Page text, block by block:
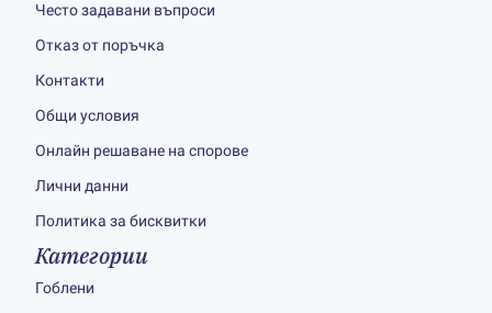
Често задавани въпроси
Отказ от поръчка
Контакти
Общи условия
Онлайн решаване на спорове
Лични данни
Политика за бисквитки
Категории
Гоблени